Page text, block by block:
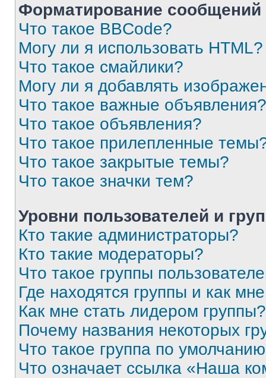
Форматирование
Что такое BBCode?
Могу ли я использовать HTML?
Что такое смайлики?
Могу ли я добавлять
Что такое важные объявления?
Что такое объявления?
Что такое прилепленные
Что такое закрытые темы?
Что такое значки тем?
Уровни пользователей и
Кто такие администраторы?
Кто такие модераторы?
Что такое группы
Где находятся группы и как
Как мне стать лидером группы?
Почему названия некоторых
Что такое группа по
Что означает ссылка «Наша